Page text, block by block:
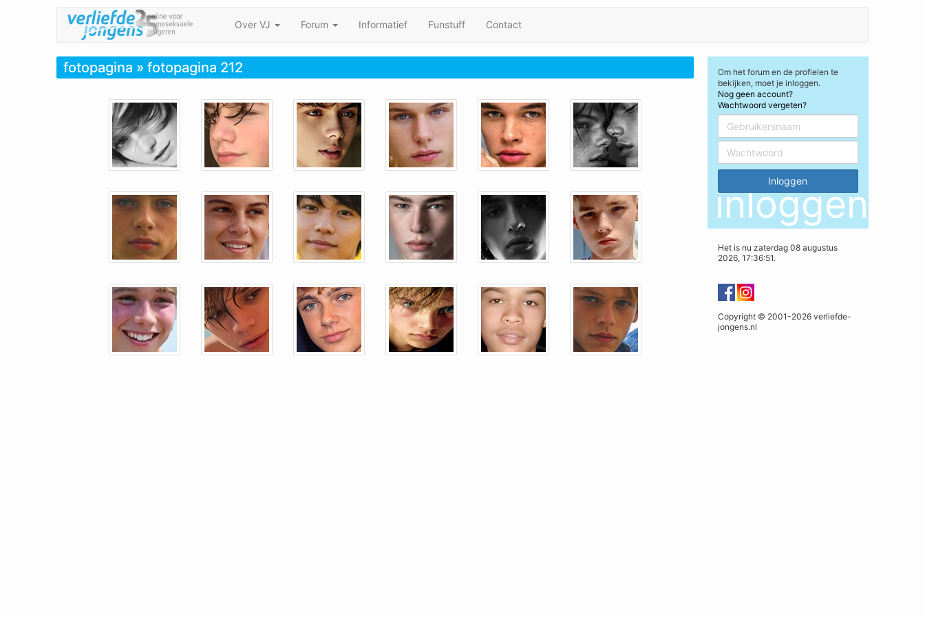
Over VJ Forum Informatief Funstuff Contact
fotopagina » fotopagina 212
inloggen
Om het forum en de profielen te
bekijken, moet je inloggen.
Nog geen account?
Wachtwoord vergeten?
Het is nu zaterdag 08 augustus
2026, 17:36:51.
Copyright © 2001-2026 verliefde-
jongens.nl